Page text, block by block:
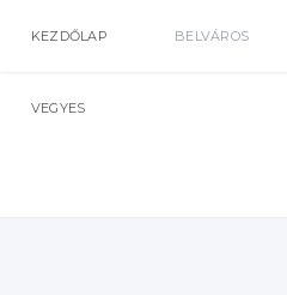
KEZDŐLAP BELVÁROS
VEGYES